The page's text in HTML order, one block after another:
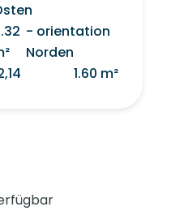
- orientation
Norden
1.60 m²